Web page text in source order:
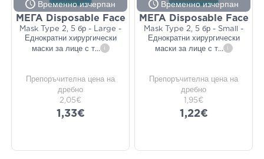
Временно изчерпан
ΜΕΓΑ Disposable Face
Mask Type 2, 5 бр - Large -
Еднократни хирургически
маски за лице с т... i
Препоръчителна цена на
дребно
2,05€
1,33€
Временно изчерпан
ΜΕΓΑ Disposable Face
Mask Type 2, 5 бр - Small -
Еднократни хирургически
маски за лице с т... i
Препоръчителна цена на
дребно
1,95€
1,22€